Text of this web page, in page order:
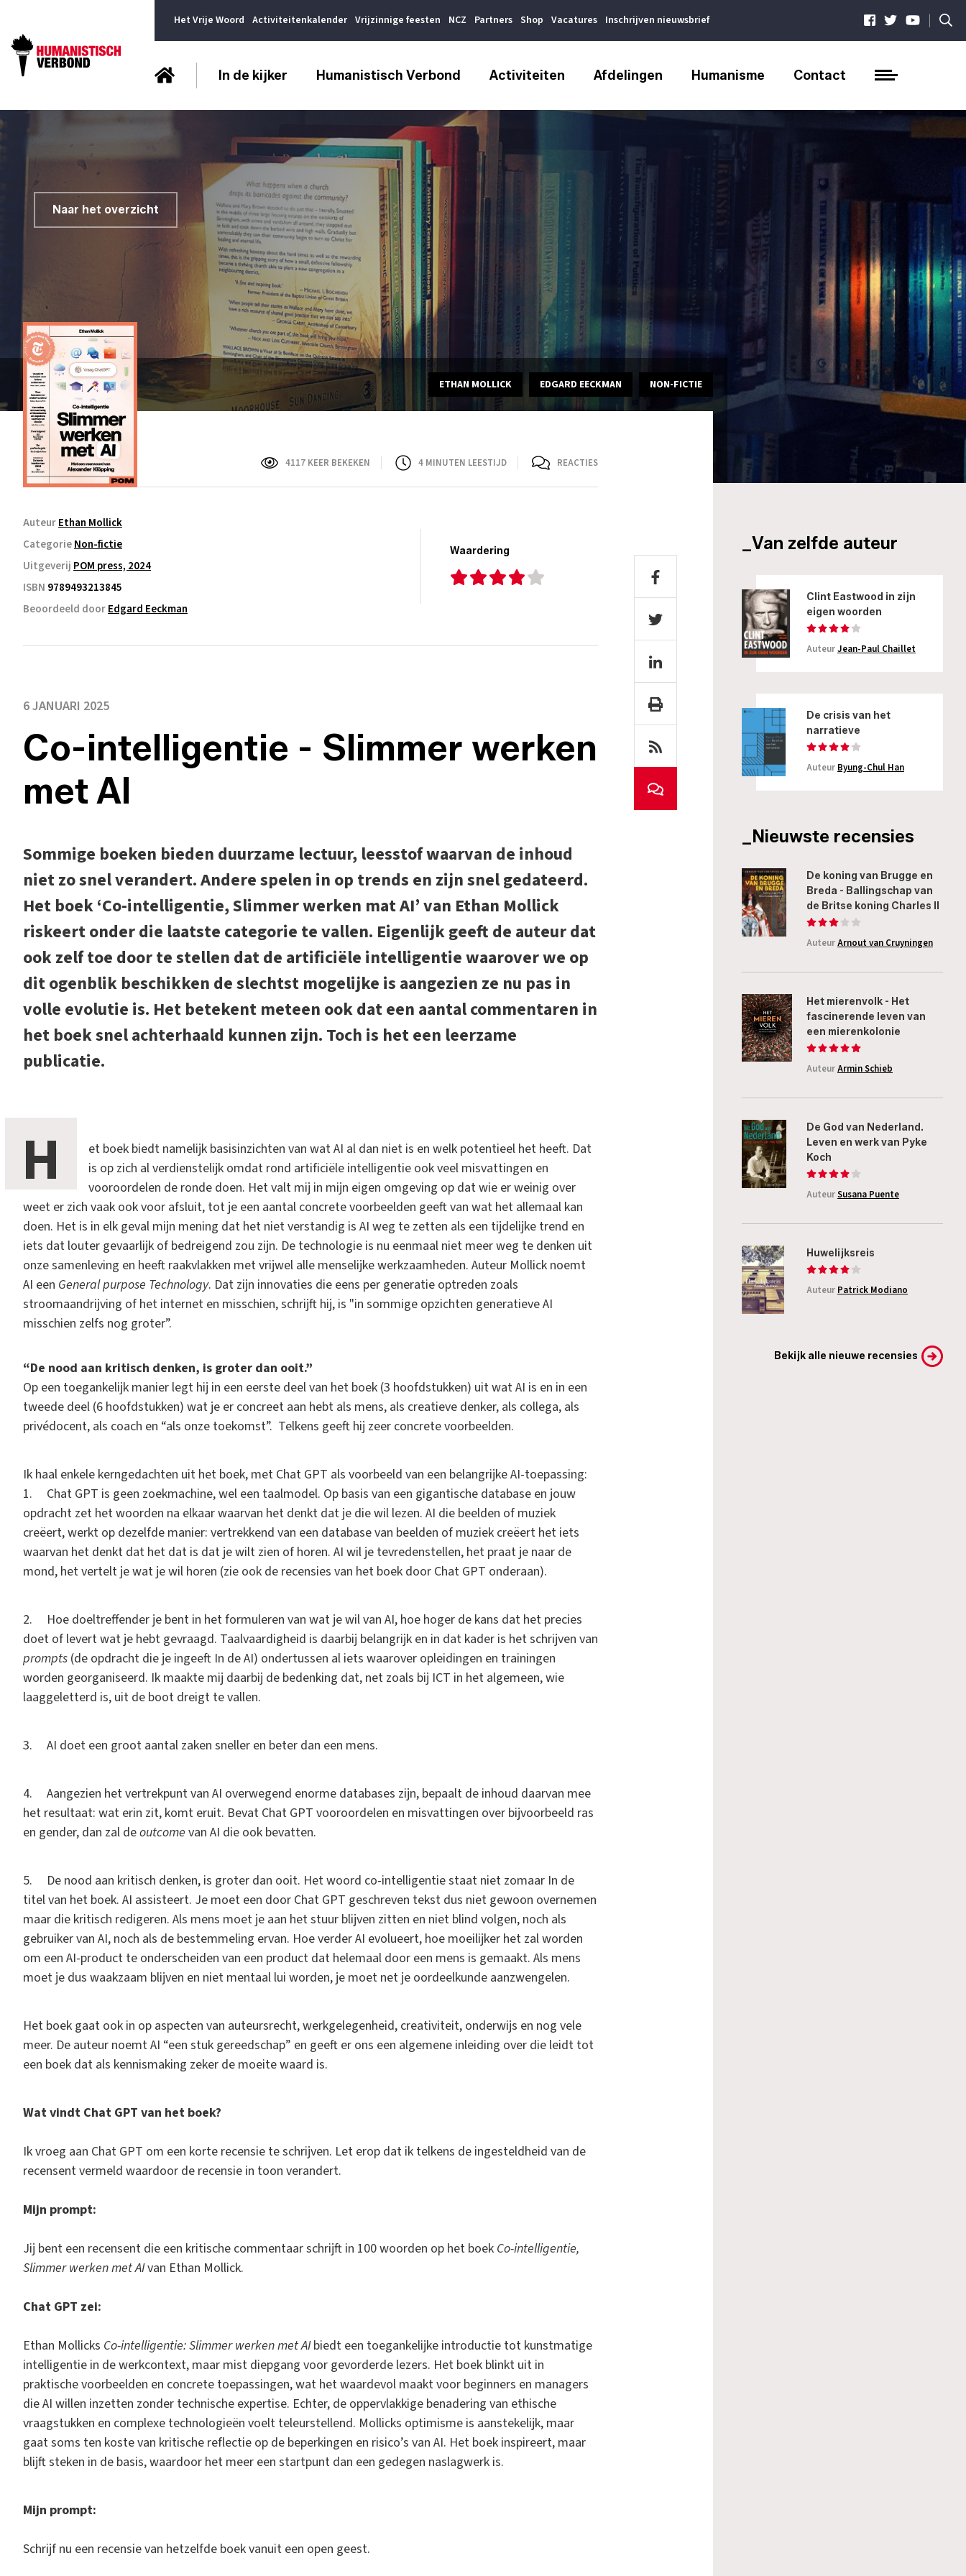
Het Vrije Woord Activiteitenkalender Vrijzinnige feesten NCZ Partners Shop Vacatures Inschrijven nieuwsbrief |
In de kijker Humanistisch Verbond Activiteiten Afdelingen Humanisme Contact
Naar het overzicht
ETHAN MOLLICK EDGARD EECKMAN NON-FICTIE
4117 KEER BEKEKEN 4 MINUTEN LEESTIJD REACTIES
AuteurEthan Mollick
CategorieNon-fictie
Uitgeverij POM press, 2024
ISBN 9789493213845
Beoordeeld doorEdgard Eeckman
Waardering
6 JANUARI 2025
Co-intelligentie - Slimmer werken
met AI
Sommige boeken bieden duurzame lectuur, leesstof waarvan de inhoud
niet zo snel verandert. Andere spelen in op trends en zijn snel gedateerd.
Het boek ‘Co-intelligentie, Slimmer werken mat AI’ van Ethan Mollick
riskeert onder die laatste categorie te vallen. Eigenlijk geeft de auteur dat
ook zelf toe door te stellen dat de artificiële intelligentie waarover we op
dit ogenblik beschikken de slechtst mogelijke is aangezien ze nu pas in
volle evolutie is. Het betekent meteen ook dat een aantal commentaren in
het boek snel achterhaald kunnen zijn. Toch is het een leerzame
publicatie.
H
et boek biedt namelijk basisinzichten van wat AI al dan niet is en welk potentieel het heeft. Dat
is op zich al verdienstelijk omdat rond artificiële intelligentie ook veel misvattingen en
vooroordelen de ronde doen. Het valt mij in mijn eigen omgeving op dat wie er weinig over
weet er zich vaak ook voor afsluit, tot je een aantal concrete voorbeelden geeft van wat het allemaal kan
doen. Het is in elk geval mijn mening dat het niet verstandig is AI weg te zetten als een tijdelijke trend en
iets dat louter gevaarlijk of bedreigend zou zijn. De technologie is nu eenmaal niet meer weg te denken uit
onze samenleving en heeft raakvlakken met vrijwel alle menselijke werkzaamheden. Auteur Mollick noemt
AI een General purpose Technology. Dat zijn innovaties die eens per generatie optreden zoals
stroomaandrijving of het internet en misschien, schrijft hij, is "in sommige opzichten generatieve AI
misschien zelfs nog groter”.
“De nood aan kritisch denken, is groter dan ooit.”
Op een toegankelijk manier legt hij in een eerste deel van het boek (3 hoofdstukken) uit wat AI is en in een
tweede deel (6 hoofdstukken) wat je er concreet aan hebt als mens, als creatieve denker, als collega, als
privédocent, als coach en “als onze toekomst”. Telkens geeft hij zeer concrete voorbeelden.
Ik haal enkele kerngedachten uit het boek, met Chat GPT als voorbeeld van een belangrijke AI-toepassing:
1. Chat GPT is geen zoekmachine, wel een taalmodel. Op basis van een gigantische database en jouw
opdracht zet het woorden na elkaar waarvan het denkt dat je die wil lezen. AI die beelden of muziek
creëert, werkt op dezelfde manier: vertrekkend van een database van beelden of muziek creëert het iets
waarvan het denkt dat het dat is dat je wilt zien of horen. AI wil je tevredenstellen, het praat je naar de
mond, het vertelt je wat je wil horen (zie ook de recensies van het boek door Chat GPT onderaan).
2. Hoe doeltreffender je bent in het formuleren van wat je wil van AI, hoe hoger de kans dat het precies
doet of levert wat je hebt gevraagd. Taalvaardigheid is daarbij belangrijk en in dat kader is het schrijven van
prompts (de opdracht die je ingeeft In de AI) ondertussen al iets waarover opleidingen en trainingen
worden georganiseerd. Ik maakte mij daarbij de bedenking dat, net zoals bij ICT in het algemeen, wie
laaggeletterd is, uit de boot dreigt te vallen.
3. AI doet een groot aantal zaken sneller en beter dan een mens.
4. Aangezien het vertrekpunt van AI overwegend enorme databases zijn, bepaalt de inhoud daarvan mee
het resultaat: wat erin zit, komt eruit. Bevat Chat GPT vooroordelen en misvattingen over bijvoorbeeld ras
en gender, dan zal deoutcome van AI die ook bevatten.
5. De nood aan kritisch denken, is groter dan ooit. Het woord co-intelligentie staat niet zomaar In de
titel van het boek. AI assisteert. Je moet een door Chat GPT geschreven tekst dus niet gewoon overnemen
maar die kritisch redigeren. Als mens moet je aan het stuur blijven zitten en niet blind volgen, noch als
gebruiker van AI, noch als de bestemmeling ervan. Hoe verder AI evolueert, hoe moeilijker het zal worden
om een AI-product te onderscheiden van een product dat helemaal door een mens is gemaakt. Als mens
moet je dus waakzaam blijven en niet mentaal lui worden, je moet net je oordeelkunde aanzwengelen.
Het boek gaat ook in op aspecten van auteursrecht, werkgelegenheid, creativiteit, onderwijs en nog vele
meer. De auteur noemt AI “een stuk gereedschap” en geeft er ons een algemene inleiding over die leidt tot
een boek dat als kennismaking zeker de moeite waard is.
Wat vindt Chat GPT van het boek?
Ik vroeg aan Chat GPT om een korte recensie te schrijven. Let erop dat ik telkens de ingesteldheid van de
recensent vermeld waardoor de recensie in toon verandert.
Mijn prompt:
Jij bent een recensent die een kritische commentaar schrijft in 100 woorden op het boek Co-intelligentie,
Slimmer werken met AIvan Ethan Mollick.
Chat GPT zei:
Ethan Mollicks Co-intelligentie: Slimmer werken met AIbiedt een toegankelijke introductie tot kunstmatige
intelligentie in de werkcontext, maar mist diepgang voor gevorderde lezers. Het boek blinkt uit in
praktische voorbeelden en concrete toepassingen, wat het waardevol maakt voor beginners en managers
die AI willen inzetten zonder technische expertise. Echter, de oppervlakkige benadering van ethische
vraagstukken en complexe technologieën voelt teleurstellend. Mollicks optimisme is aanstekelijk, maar
gaat soms ten koste van kritische reflectie op de beperkingen en risico’s van AI. Het boek inspireert, maar
blijft steken in de basis, waardoor het meer een startpunt dan een gedegen naslagwerk is.
Mijn prompt:
Schrijf nu een recensie van hetzelfde boek vanuit een open geest.
_Van zelfde auteur
Clint Eastwood in zijn
eigen woorden
AuteurJean-Paul Chaillet
De crisis van het
narratieve
Auteur Byung-Chul Han
_Nieuwste recensies
De koning van Brugge en
Breda - Ballingschap van
de Britse koning Charles II
AuteurArnout van Cruyningen
Het mierenvolk - Het
fascinerende leven van
een mierenkolonie
AuteurArmin Schieb
De God van Nederland.
Leven en werk van Pyke
Koch
AuteurSusana Puente
Huwelijksreis
Auteur Patrick Modiano
Bekijk alle nieuwe recensies